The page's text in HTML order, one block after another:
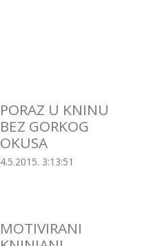
PORAZ U KNINU
BEZ GORKOG
OKUSA
4.5.2015. 3:13:51
MOTIVIRANI